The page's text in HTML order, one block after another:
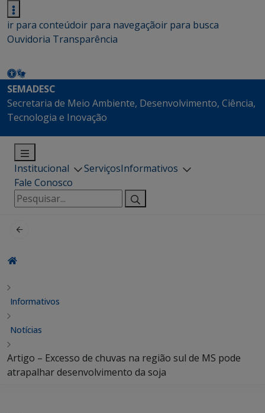
ir para conteúdoir para navegaçãoir para busca
Ouvidoria Transparência
SEMADESC
Secretaria de Meio Ambiente, Desenvolvimento, Ciência,
Tecnologia e Inovação
Institucional ServiçosInformativos
Fale Conosco
Pesquisar
por:
Informativos
Notícias
Artigo – Excesso de chuvas na região sul de MS pode
atrapalhar desenvolvimento da soja